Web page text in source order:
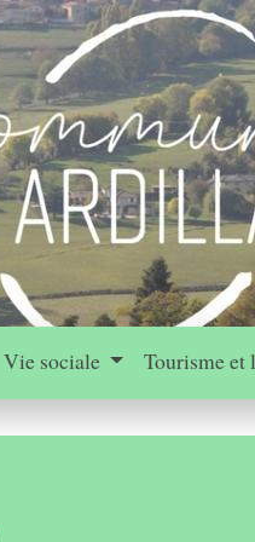
Vie sociale Tourisme et